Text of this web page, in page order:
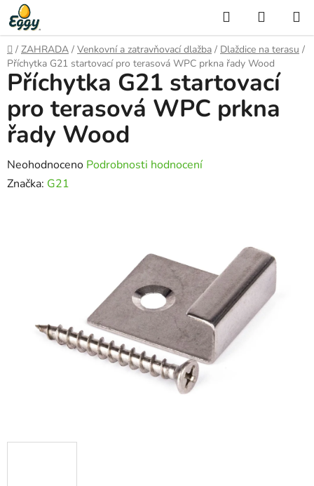
Přejít
na
obsah
Hledat
KOŠÍK
Domů
/ ZAHRADA / Venkovní a zatravňovací dlažba / Dlaždice na terasu /
Příchytka G21 startovací pro terasová WPC prkna řady Wood
Příchytka G21 startovací
pro terasová WPC prkna
řady Wood
Průměrné
hodnocení
Neohodnoceno Podrobnosti hodnocení
Značka: G21